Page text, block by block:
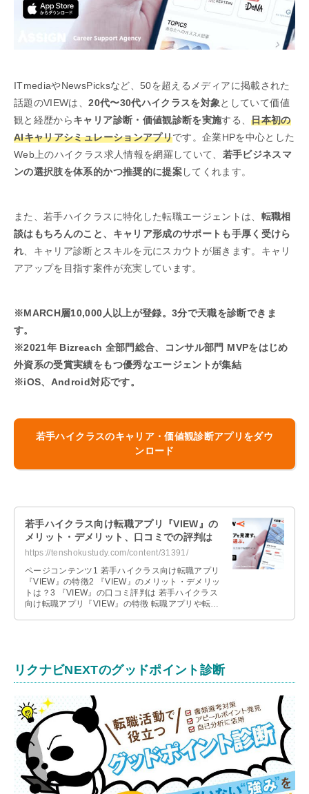
ITmediaやNewsPicksなど、50を超えるメディアに掲載された
話題のVIEWは、20代〜30代ハイクラスを対象としていて価値
観と経歴からキャリア診断・価値観診断を実施する、日本初の
AIキャリアシミュレーションアプリです。企業HPを中心とした
Web上のハイクラス求人情報を網羅していて、 若手ビジネスマ
ンの選択肢を体系的かつ推奨的に提案してくれます。
また、若手ハイクラスに特化した転職エージェントは、 転職相
談はもちろんのこと、キャリア形成のサポートも手厚く受けら
れ 、キャリア診断とスキルを元にスカウトが届きます。キャリ
アアップを目指す案件が充実しています。
※MARCH層10,000人以上が登録。3分で天職を診断できま
す。
※2021年 Bizreach 全部門総合、コンサル部門 MVPをはじめ
外資系の受賞実績をもつ優秀なエージェントが集結
※iOS、Android対応です。
若手ハイクラスのキャリア・価値観診断アプリをダウ
ンロード
若手ハイクラス向け転職アプリ『VIEW』の
メリット・デメリット、口コミでの評判は
https://tenshokustudy.com/content/31391/
ページコンテンツ1 若手ハイクラス向け転職アプリ
『VIEW』の特徴2 『VIEW』のメリット・デメリッ
トは？3 『VIEW』の口コミ評判は 若手ハイクラス
向け転職アプリ『VIEW』の特徴 転職アプリや転職
リクナビNEXTのグッドポイント診断